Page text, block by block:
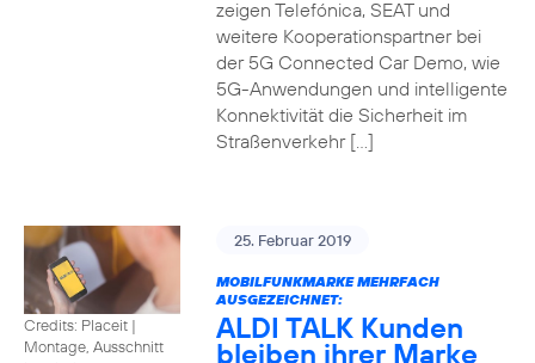
zeigen Telefónica, SEAT und
weitere Kooperationspartner bei
der 5G Connected Car Demo, wie
5G-Anwendungen und intelligente
Konnektivität die Sicherheit im
Straßenverkehr […]
Credits: Placeit |
Montage, Ausschnitt
25. Februar 2019
MOBILFUNKMARKE MEHRFACH
AUSGEZEICHNET:
ALDI TALK Kunden
bleiben ihrer Marke